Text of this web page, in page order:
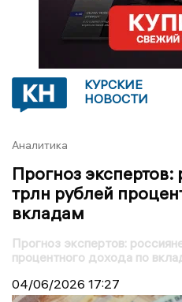
КУРСКИЕ
НОВОСТИ
Аналитика
Прогноз экспертов:
трлн рублей
вкладам
Прогноз экспертов:
процентного дохода по
04/06/2026 17:27